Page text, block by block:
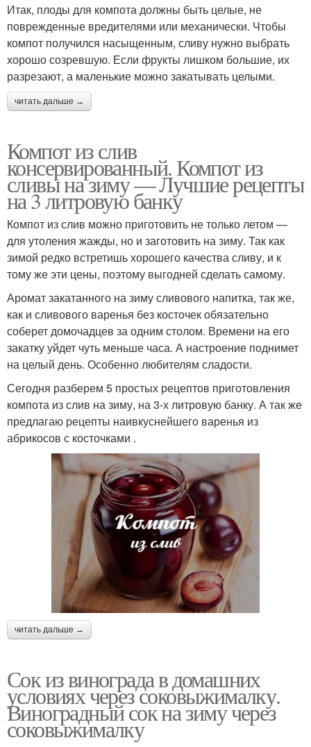
Итак, плоды для компота должны быть целые, не
поврежденные вредителями или механически. Чтобы
компот получился насыщенным, сливу нужно выбрать
хорошо созревшую. Если фрукты лишком большие, их
разрезают, а маленькие можно закатывать целыми.
читать дальше →
Компот из слив
консервированный. Компот из
сливы на зиму — Лучшие рецепты
на 3 литровую банку
Компот из слив можно приготовить не только летом —
для утоления жажды, но и заготовить на зиму. Так как
зимой редко встретишь хорошего качества сливу, и к
тому же эти цены, поэтому выгодней сделать самому.
Аромат закатанного на зиму сливового напитка, так же,
как и сливового варенья без косточек обязательно
соберет домочадцев за одним столом. Времени на его
закатку уйдет чуть меньше часа. А настроение поднимет
на целый день. Особенно любителям сладости.
Сегодня разберем 5 простых рецептов приготовления
компота из слив на зиму, на 3-х литровую банку. А так же
предлагаю рецепты наивкуснейшего варенья из
абрикосов с косточками .
читать дальше →
Сок из винограда в домашних
условиях через соковыжималку.
Виноградный сок на зиму через
соковыжималку